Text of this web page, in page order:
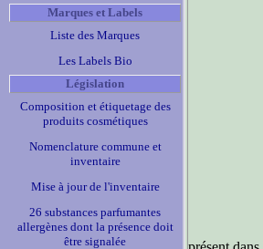
Marques et Labels
Liste des Marques
Les Labels Bio
Législation
Composition et étiquetage des
produits cosmétiques
Nomenclature commune et
inventaire
Mise à jour de l'inventaire
26 substances parfumantes
allergènes dont la présence doit
être signalée